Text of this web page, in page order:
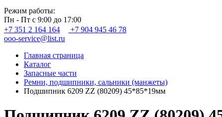
Режим работы:
Пн - Пт с 9:00 до 17:00
+7 351 2 164 164
+7 904 945 46 78
ooo-service@list.ru
Главная страница
Каталог
Запасные части
Ремни, подшипники, сальники (манжеты)
Подшипник 6209 ZZ (80209) 45*85*19мм